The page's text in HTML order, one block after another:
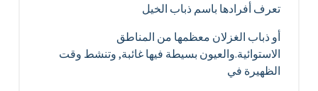
تعرف أفرادها باسم ذباب الخيل
أو ذباب الغزلان معظمها من المناطق
الاستوائية.والعيون بسيطة فيها غائبة, وتنشط وقت
الظهيرة في